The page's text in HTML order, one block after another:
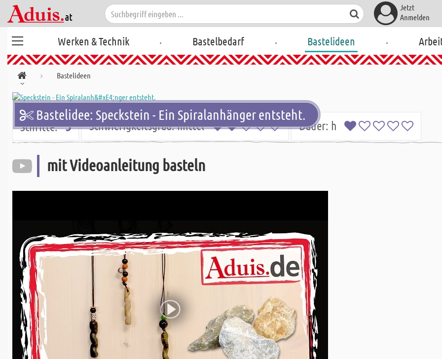
Jetzt
Anmelden
Werken & Technik . Bastelbedarf . Bastelideen .
Bastelideen
Bastelidee: Speckstein - Ein Spiralanhänger entsteht.
Schritte: 5 Schwierigkeitsgrad:mittel Dauer: h
mit Videoanleitung basteln